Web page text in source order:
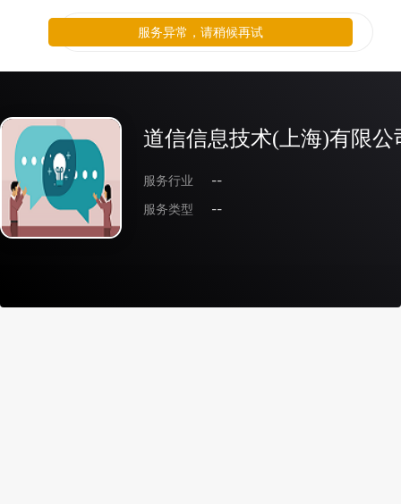
道信信息技术(上海)有限公
服务行业
--
服务类型
--
服务异常，请稍候再试